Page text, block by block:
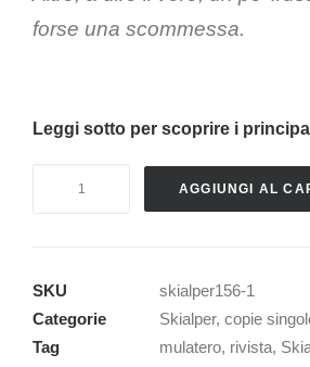
forse una scommessa.
Leggi sotto per scoprire i
AGGIUNGI AL
SKU
skialper156-1
Categorie
Skialper, copie
Tag
mulatero, rivista,